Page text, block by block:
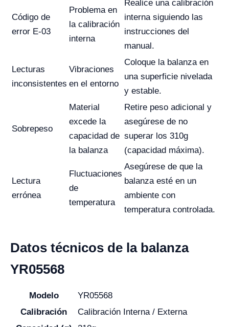
Código de
error E-03
Problema en
la calibración
interna
Realice una calibración
interna siguiendo las
instrucciones del
manual.
Lecturas
inconsistentes
Vibraciones
en el entorno
Coloque la balanza en
una superficie nivelada
y estable.
Sobrepeso
Material
excede la
capacidad de
la balanza
Retire peso adicional y
asegúrese de no
superar los 310g
(capacidad máxima).
Lectura
errónea
Fluctuaciones
de
temperatura
Asegúrese de que la
balanza esté en un
ambiente con
temperatura controlada.
Datos técnicos de la balanza
YR05568
Modelo
YR05568
Calibración
Calibración Interna / Externa